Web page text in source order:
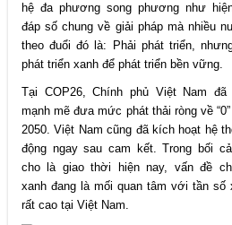
hệ đa phương song phương như
đáp số chung về giải pháp mà nhiều
theo đuổi đó là: Phải phát triển,
phát triển xanh để phát triển bền vững.
Tại COP26, Chính phủ Việt Nam đã
mạnh mẽ đưa mức phát thải ròng về
2050. Việt Nam cũng đã kích hoạt hệ
động ngay sau cam kết. Trong bối
cho là giao thời hiện nay, vấn đề
xanh đang là mối quan tâm với tần số
rất cao tại Việt Nam.